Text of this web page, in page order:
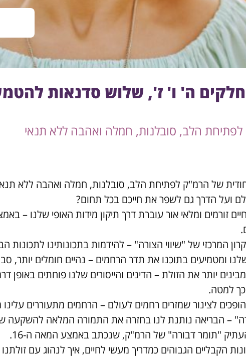
ה' ו' ז', שלוש סדנאות
הלב, סובלנות, חמלה ואהבה ללא תנאי
של הרמ"ק לפתיחת הלב, סובלנות, חמלה ואהבה ללא
ועל הדרך גם לשפר את חייכם בכל תחום?
זורמים ומלאי אור עוברת דרך תיקון מידות האופי שלנו –
המרכזי של "שיווי הצורה" – להידמות בתכונותינו לתכונות
ומטמיעים בתוכנו את תדר הרחמים – נהיים חומלים יותר,
יותר את הזולת – הדינים והייסורים שלנו פוחתים באופן
למטה.
לצינור שמזרים רחמים לעולם – הרחמים מתעוררים
– הבריאה נותנת לנו בחזרה את התמורה המלאה להשקעה
"תומר דבורה" של הרמ"ק, שנכתב באמצע המאה ה-16.
הקבליים הגבוהים כמדריך מעשי לחיים, איך לנהוג עם